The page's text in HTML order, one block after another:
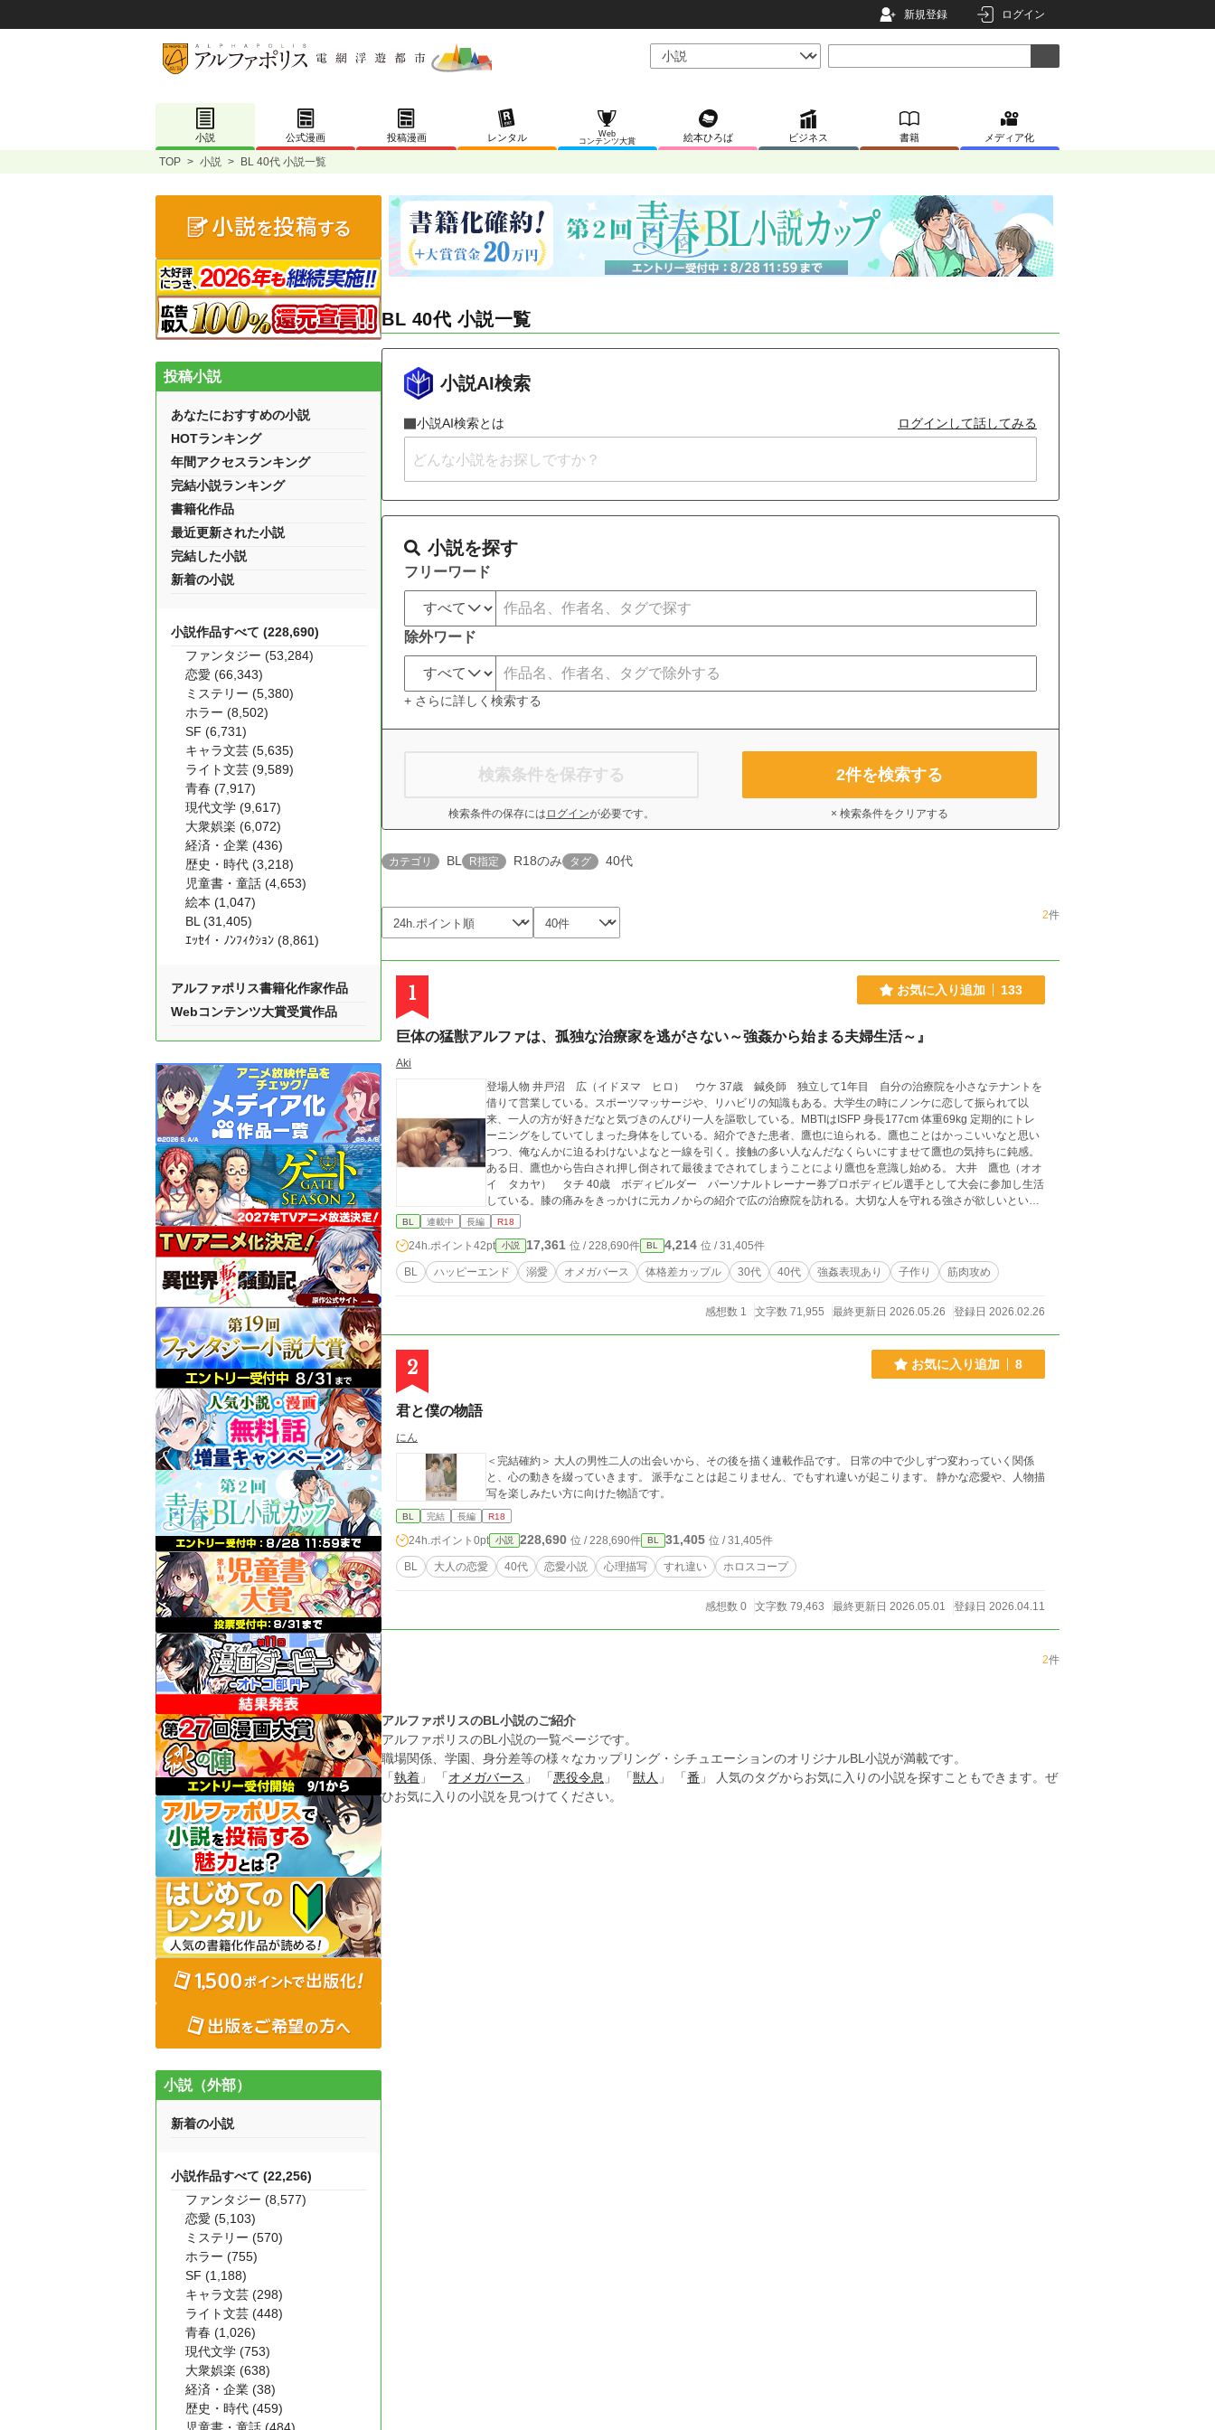
新規登録 ログイン
小説 公式漫画 投稿漫画 レンタル
Web
コンテンツ大賞
絵本ひろば ビジネス 書籍 メディア化
TOP > 小説 > BL 40代 小説一覧
BL 40代 小説一覧
小説AI検索
小説AI検索とは ログインして話してみる
小説を探す
フリーワード
除外ワード
+ さらに詳しく検索する
検索条件を保存する
検索条件の保存には ログインが必要です。
2件を検索する
× 検索条件をクリアする
カテゴリ BL R指定 R18のみ タグ 40代
2件
1 お気に入り追加 133
巨体の猛獣アルファは、孤独な治療家を逃がさない～強姦から始まる夫婦生活～』
Aki
登場人物 井戸沼 広（イドヌマ ヒロ） ウケ 37歳 鍼灸師 独立して1年目 自分の治療院を小さなテナントを
借りて営業している。スポーツマッサージや、リハビリの知識もある。大学生の時にノンケに恋して振られて以
来、一人の方が好きだなと気づきのんびり一人を謳歌している。MBTIはISFP 身長177cm 体重69kg 定期的にトレ
ーニングをしていてしまった身体をしている。紹介できた患者、鷹也に迫られる。鷹也ことはかっこいいなと思い
つつ、俺なんかに迫るわけないよなと一線を引く。接触の多い人なんだなくらいにすませて鷹也の気持ちに鈍感。
ある日、鷹也から告白され押し倒されて最後までされてしまうことにより鷹也を意識し始める。 大井 鷹也（オオ
イ タカヤ） タチ 40歳 ボディビルダー パーソナルトレーナー券プロボディビル選手として大会に参加し生活
している。膝の痛みをきっかけに元カノからの紹介で広の治療院を訪れる。大切な人を守れる強さが欲しいという
きっかけで高校生のころから格闘技とトレーニングを開始する。20代の頃は総合格闘技で活躍していたボディメイ
P。目の前の相手を大事にしたい気持ちが強い。性欲が強く、オフの時でも1日1回は抜きたい。オフの時は無限で
性欲お化け。40になっても衰えずそれをきっかけに振られることが毎回。治療を受けていくうちに広に興奮してい
ることに気づく。男相手は初めてで困惑するが下半身が反応することをきっかけに初めての男相手を広に選び迫っ
BL 連載中 長編 R18
24h.ポイント 42pt 小説 17,361 位 / 228,690件 BL 4,214 位 / 31,405件
BL ハッピーエンド 溺愛 オメガバース 体格差カップル 30代 40代 強姦表現あり 子作り 筋肉攻め
感想数 1 文字数 71,955 最終更新日 2026.05.26 登録日 2026.02.26
2 お気に入り追加 8
君と僕の物語
にん
＜完結確約＞ 大人の男性二人の出会いから、その後を描く連載作品です。 日常の中で少しずつ変わっていく関係
と、心の動きを綴っていきます。 派手なことは起こりません、でもすれ違いが起こります。 静かな恋愛や、人物描
写を楽しみたい方に向けた物語です。
BL 完結 長編 R18
24h.ポイント 0pt 小説 228,690 位 / 228,690件 BL 31,405 位 / 31,405件
BL 大人の恋愛 40代 恋愛小説 心理描写 すれ違い ホロスコープ
感想数 0 文字数 79,463 最終更新日 2026.05.01 登録日 2026.04.11
2件
アルファポリスのBL小説のご紹介
アルファポリスのBL小説の一覧ページです。
職場関係、学園、身分差等の様々なカップリング・シチュエーションのオリジナルBL小説が満載です。
「 執着 」 「 オメガバース 」 「 悪役令息 」 「 獣人 」 「 番 」 人気のタグからお気に入りの小説を探すこともできます。ぜ
ひお気に入りの小説を見つけてください。
投稿小説
あなたにおすすめの小説
HOTランキング
年間アクセスランキング
完結小説ランキング
書籍化作品
最近更新された小説
完結した小説
新着の小説
小説作品すべて (228,690)
ファンタジー (53,284)
恋愛 (66,343)
ミステリー (5,380)
ホラー (8,502)
SF (6,731)
キャラ文芸 (5,635)
ライト文芸 (9,589)
青春 (7,917)
現代文学 (9,617)
大衆娯楽 (6,072)
経済・企業 (436)
歴史・時代 (3,218)
児童書・童話 (4,653)
絵本 (1,047)
BL (31,405)
ｴｯｾｲ・ﾉﾝﾌｨｸｼｮﾝ (8,861)
アルファポリス書籍化作家作品
Webコンテンツ大賞受賞作品
小説（外部）
新着の小説
小説作品すべて (22,256)
ファンタジー (8,577)
恋愛 (5,103)
ミステリー (570)
ホラー (755)
SF (1,188)
キャラ文芸 (298)
ライト文芸 (448)
青春 (1,026)
現代文学 (753)
大衆娯楽 (638)
経済・企業 (38)
歴史・時代 (459)